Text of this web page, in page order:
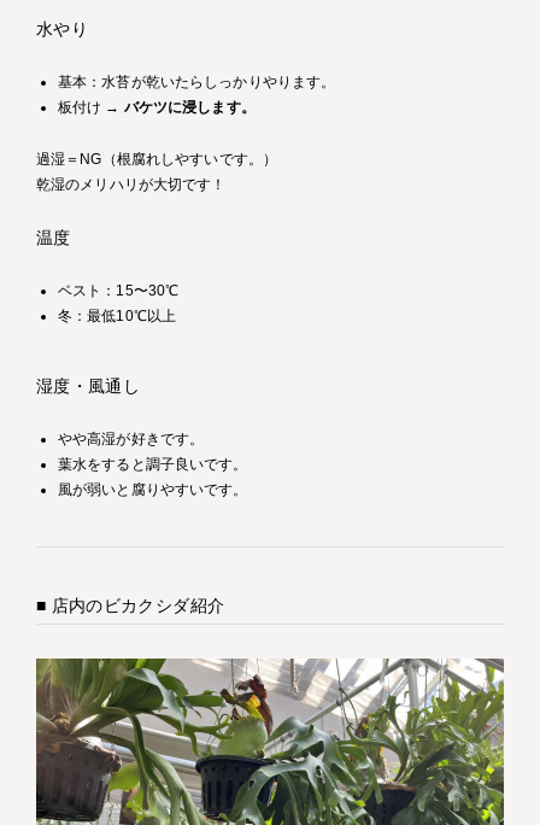
水やり
基本：水苔が乾いたらしっかりやります。
板付け → バケツに浸します。
過湿＝NG（根腐れしやすいです。）
乾湿のメリハリが大切です！
温度
ベスト：15〜30℃
冬：最低10℃以上
湿度・風通し
やや高湿が好きです。
葉水をすると調子良いです。
風が弱いと腐りやすいです。
■ 店内のビカクシダ紹介